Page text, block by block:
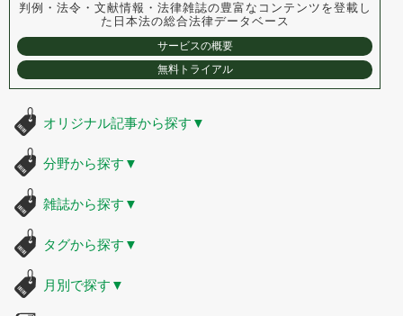
判例・法令・文献情報・法律雑誌の豊富なコンテンツを登載し
た 日本法の総合法律データベース
サービスの概要
無料トライアル
オリジナル記事から探す ▼
分野から探す ▼
雑誌から探す ▼
タグから探す ▼
月別で探す ▼